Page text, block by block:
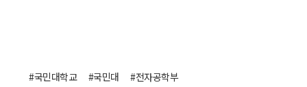
#국민대학교 #국민대
#전자공학부